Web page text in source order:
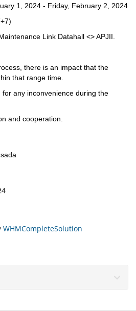
1, 2024 - Friday, February 2, 2024
Link Datahall <> APJII.
there is an impact that the
that range time.
any inconvenience during the
and cooperation.
WHMCompleteSolution